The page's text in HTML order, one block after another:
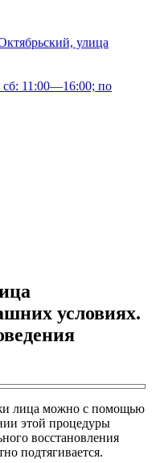
улица
11:00—16:00; по
условиях.
лица можно с помощью
этой процедуры
восстановления
подтягивается.